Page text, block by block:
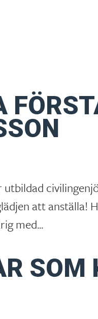
utbildad
att anställa!
med...
SOM